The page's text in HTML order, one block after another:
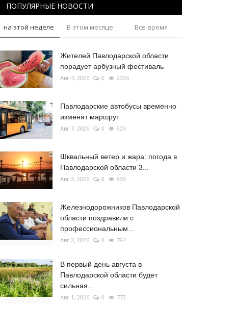
ПОПУЛЯРНЫЕ НОВОСТИ
на этой неделе В этом месяце Все время
Жителей Павлодарской области
порадует арбузный фестиваль
Авг 4, 2026 0 2306
Павлодарские автобусы временно
изменят маршрут
Авг 7, 2026 0 909
Шквальный ветер и жара: погода в
Павлодарской области 3...
Авг 3, 2026 0 839
Железнодорожников Павлодарской
области поздравили с
профессиональным...
Авг 2, 2026 0 794
В первый день августа в
Павлодарской области будет
сильная...
Авг 1, 2026 0 773